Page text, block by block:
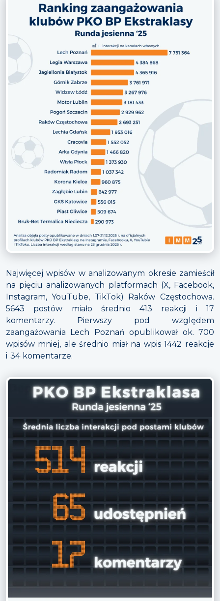
Najwięcej wpisów w analizowanym okresie zamieścił
na pięciu analizowanych platformach (X, Facebook,
Instagram, YouTube, TikTok) Raków Częstochowa.
5643 postów miało średnio 413 reakcji i 17
komentarzy. Pierwszy pod względem
zaangażowania Lech Poznań opublikował ok. 700
wpisów mniej, ale średnio miał na wpis 1442 reakcje
i 34 komentarze.